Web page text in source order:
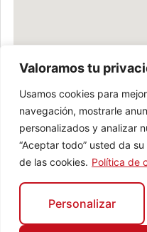
Valoramos tu
Usamos cookies para
navegación, mostrarle
personalizados y analizar
“Aceptar todo” usted da
de las cookies. Política de
Personalizar